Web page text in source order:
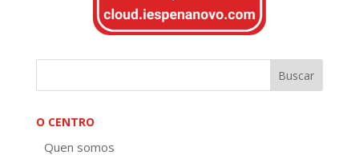
O CENTRO
Quen somos